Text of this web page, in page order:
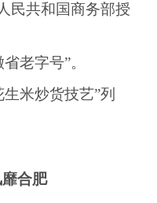
民共和国商务部授
省老字号”。
米炒货技艺”列
合肥